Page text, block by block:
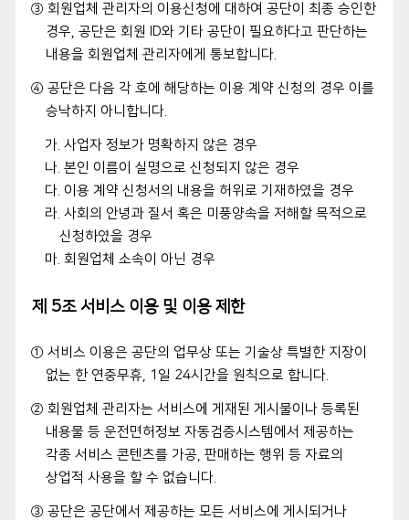
③ 회원업체 관리자의 이용신청에 대하여 공단이 최종 승인한
경우, 공단은 회원 ID와 기타 공단이 필요하다고 판단하는
내용을 회원업체 관리자에게 통보합니다.
④ 공단은 다음 각 호에 해당하는 이용 계약 신청의 경우 이를
승낙하지 아니합니다.
가. 사업자 정보가 명확하지 않은 경우
나. 본인 이름이 실명으로 신청되지 않은 경우
다. 이용 계약 신청서의 내용을 허위로 기재하였을 경우
라. 사회의 안녕과 질서 혹은 미풍양속을 저해할 목적으로
신청하였을 경우
마. 회원업체 소속이 아닌 경우
제 5조 서비스 이용 및 이용 제한
① 서비스 이용은 공단의 업무상 또는 기술상 특별한 지장이
없는 한 연중무휴, 1일 24시간을 원칙으로 합니다.
② 회원업체 관리자는 서비스에 게재된 게시물이나 등록된
내용물 등 운전면허정보 자동검증시스템에서 제공하는
각종 서비스 콘텐츠를 가공, 판매하는 행위 등 자료의
상업적 사용을 할 수 없습니다.
③ 공단은 공단에서 제공하는 모든 서비스에 게시되거나